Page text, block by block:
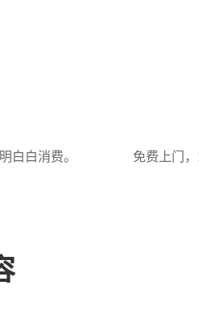
白白消费。
免费上门